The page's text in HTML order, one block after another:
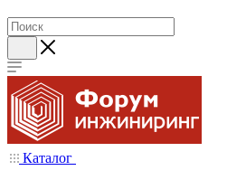
Каталог